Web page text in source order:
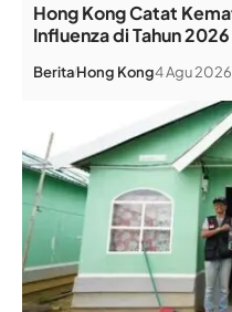
Hong Kong Catat
Influenza di Tahun 2026
BeritaHong Kong4 Agu 2026